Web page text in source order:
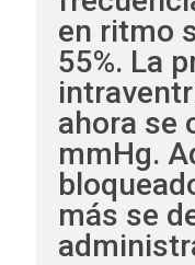
en ritmo
55%. La
ahora se
mmHg.
más se